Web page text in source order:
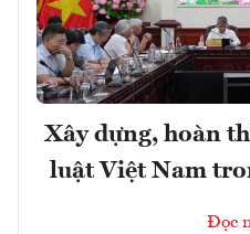
Xây dựng, hoàn
luật Việt Nam
Đọc